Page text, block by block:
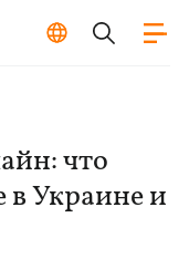
что
в Украине и